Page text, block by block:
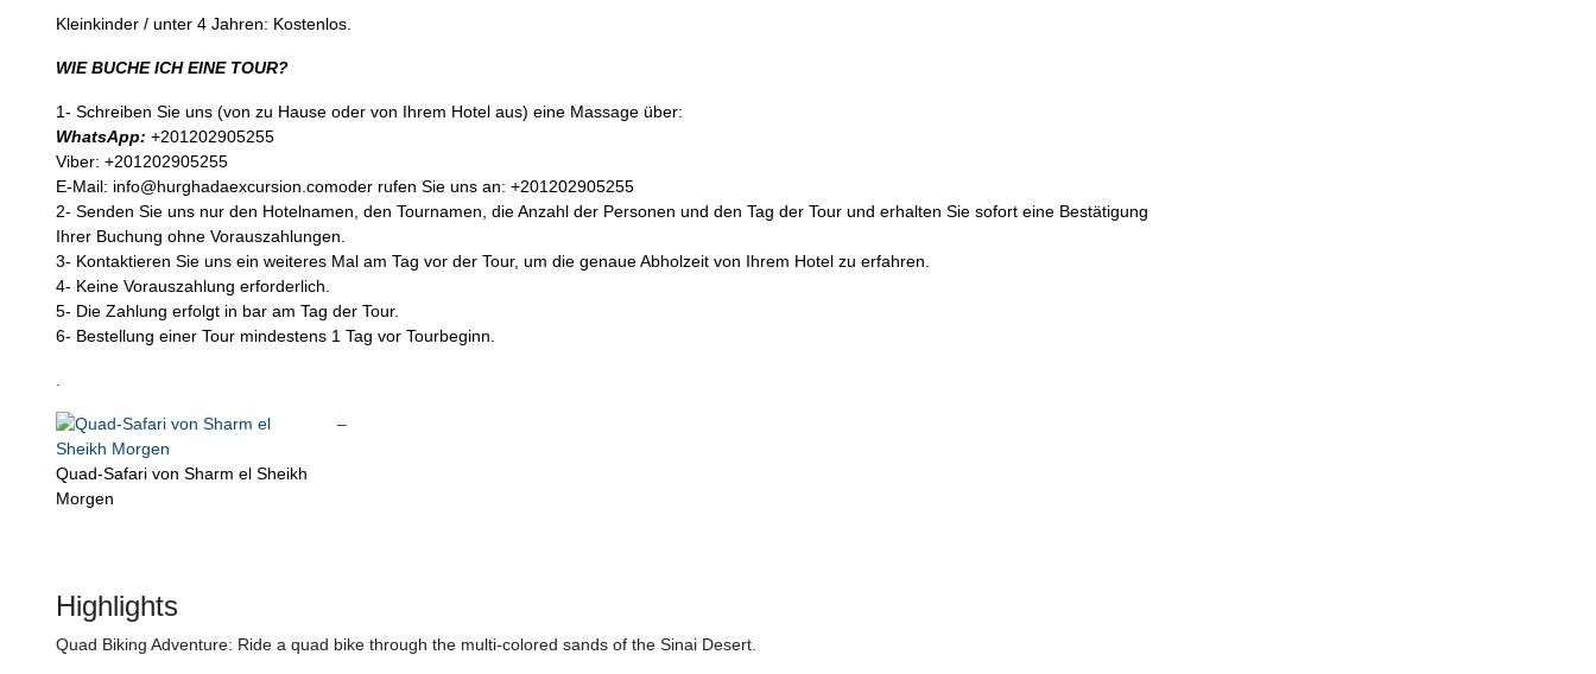
Kleinkinder / unter 4 Jahren: Kostenlos.
WIE BUCHE ICH EINE TOUR?
1- Schreiben Sie uns (von zu Hause oder von Ihrem Hotel aus) eine Massage über:
WhatsApp: +201202905255
Viber: +201202905255
E-Mail: info@hurghadaexcursion.comoder rufen Sie uns an: +201202905255
2- Senden Sie uns nur den Hotelnamen, den Tournamen, die Anzahl der Personen und den Tag der Tour und erhalten Sie sofort eine Bestätigung
Ihrer Buchung ohne Vorauszahlungen.
3- Kontaktieren Sie uns ein weiteres Mal am Tag vor der Tour, um die genaue Abholzeit von Ihrem Hotel zu erfahren.
4- Keine Vorauszahlung erforderlich.
5- Die Zahlung erfolgt in bar am Tag der Tour.
6- Bestellung einer Tour mindestens 1 Tag vor Tourbeginn.
Quad-Safari von Sharm el Sheikh
Morgen
–
Highlights
Quad Biking Adventure: Ride a quad bike through the multi-colored sands of the Sinai Desert.